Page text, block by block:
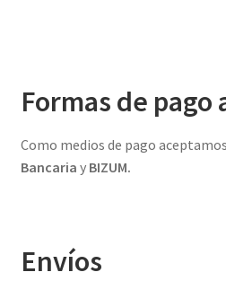
Aprende más sobre las cookies
Contacto
Formas de pago
Como medios de pago aceptamos
Bancaria y BIZUM.
Envíos